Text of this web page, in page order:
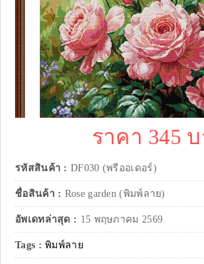
ราคา 345
รหัสสินค้า : DF030 (พรีออเดอร์)
ชื่อสินค้า : Rose garden (พิมพ์ลาย)
อัพเดทล่าสุด : 15 พฤษภาคม 2569
Tags :พิมพ์ลาย